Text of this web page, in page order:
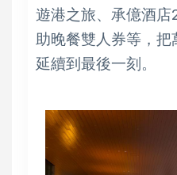
遊港之旅、承億酒店
助晚餐雙人券等，
延續到最後一刻。